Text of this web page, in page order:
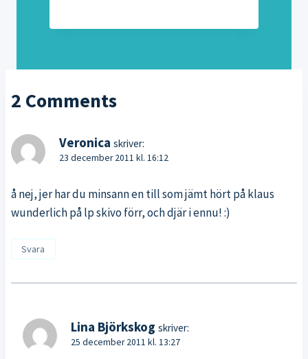
2 Comments
Veronica skriver:
23 december 2011 kl. 16:12
å nej, jer har du minsann en till som jämt hört på klaus
wunderlich på lp skivo förr, och djär i ennu! :)
Svara
Lina Björkskog skriver:
25 december 2011 kl. 13:27